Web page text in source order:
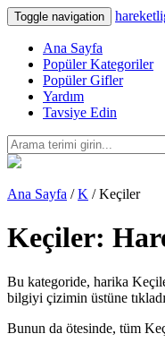
Toggle navigation
Ana Sayfa
Popüler Kategoriler
Popüler Gifler
Yardım
Tavsiye Edin
Ana Sayfa /K / Keçiler
Keçiler:
Bu kategoride, harika
bilgiyi çizimin üstüne
Bunun da ötesinde, tüm